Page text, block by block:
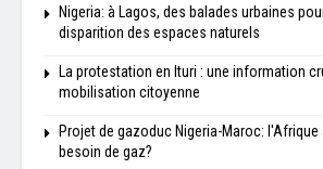
Nigeria: à Lagos, des balades urbaines
disparition des espaces naturels
La protestation en Ituri : une information
mobilisation citoyenne
Projet de gazoduc Nigeria-Maroc:
besoin de gaz?